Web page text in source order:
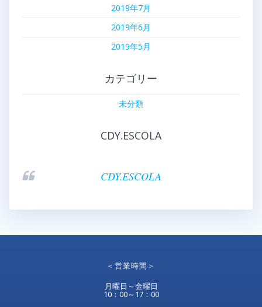
2019年7月
2019年6月
2019年5月
カテゴリー
未分類
CDY.ESCOLA
CDY.ESCOLA
＜営業時間＞
月曜日～金曜日
10：00～17：00